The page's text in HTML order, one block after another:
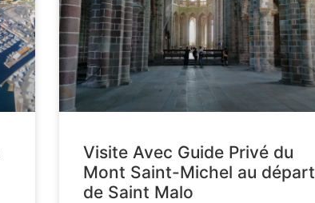
Visite Avec Guide Privé du
Mont Saint-Michel au départ
de Saint Malo